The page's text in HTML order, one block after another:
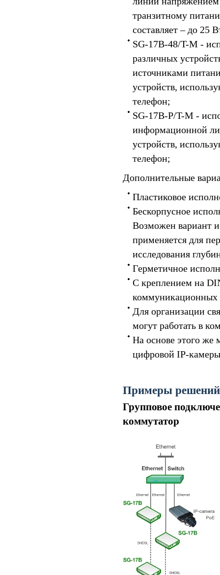
транзитному
составляет – до 25
SG-17B-48/T-M -
различных
источниками
устройств,
телефон;
SG-17B-P/T-M -
информационной
устройств,
телефон;
Дополнительные
Пластиковое
Бескорпусное
Возможен вариант
применяется для
исследования
Герметичное
С креплением на
Для организации
могут работать в
На основе этого же
цифровой IP-
Примеры решений
Групповое
коммутатор